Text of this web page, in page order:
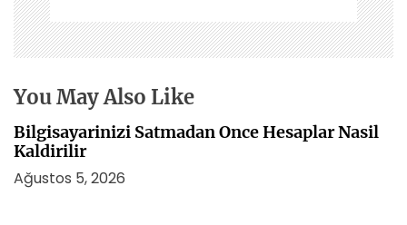
m
e
i
You May Also Like
Bilgisayarinizi Satmadan Once Hesaplar Nasil
Kaldirilir
Ağustos 5, 2026